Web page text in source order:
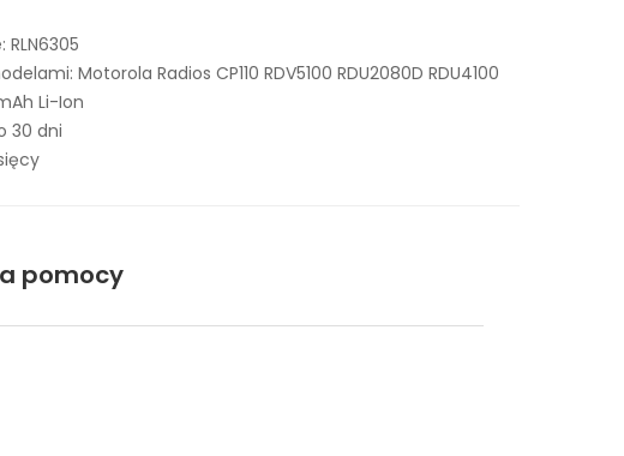
RLN6305
Motorola Radios CP110 RDV5100 RDU2080D RDU4100
Li-Ion
30 dni
pomocy